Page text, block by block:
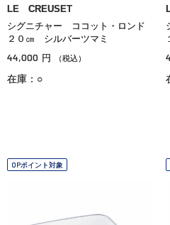
LE CREUSET
シグニチャー ココット・ロンド
２０㎝ シルバーツマミ
44,000 円 （税込）
在庫：○
OPポイント対象